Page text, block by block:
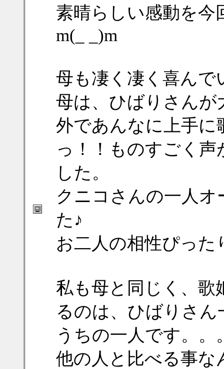
素晴らしい感動を
m(_ _)m
母も凄く凄く喜んで
母は、ひばりさん
外であんなに上手に
っ！！ものすごく
した。
クニコさんの一人
た♪
お二人の相性ぴった
私も母と同じく、歌
るのは、ひばりさ
うちの一人です。。
他の人と比べる事な